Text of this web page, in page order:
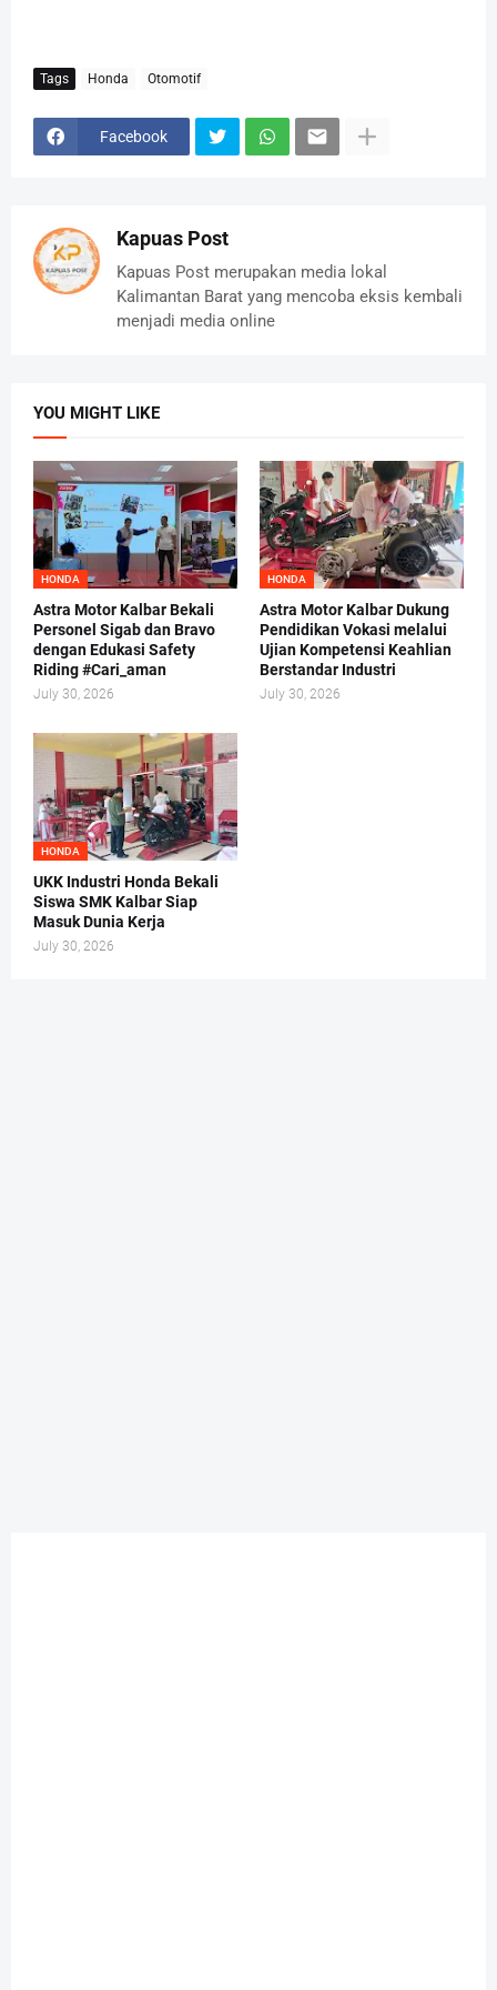
Tags Honda Otomotif
Facebook
Kapuas Post
Kapuas Post merupakan media lokal
Kalimantan Barat yang mencoba eksis kembali
menjadi media online
YOU MIGHT LIKE
HONDA
Astra Motor Kalbar Bekali
Personel Sigab dan Bravo
dengan Edukasi Safety
Riding #Cari_aman
July 30, 2026
HONDA
Astra Motor Kalbar Dukung
Pendidikan Vokasi melalui
Ujian Kompetensi Keahlian
Berstandar Industri
July 30, 2026
HONDA
UKK Industri Honda Bekali
Siswa SMK Kalbar Siap
Masuk Dunia Kerja
July 30, 2026